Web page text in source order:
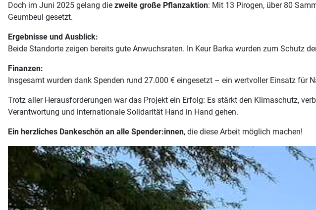
Doch im Juni 2025 gelang die zweite große Pflanzaktion: Mit 13 Pirogen, über 80
Geumbeul gesetzt.
Ergebnisse und Ausblick:
Beide Standorte zeigen bereits gute Anwuchsraten. In Keur Barka wurden zum Schutz
Finanzen:
Insgesamt wurden dank Spenden rund 27.000 € eingesetzt – ein wertvoller Einsatz für
Trotz aller Herausforderungen war das Projekt ein Erfolg: Es stärkt den Klimaschutz,
Verantwortung und internationale Solidarität Hand in Hand gehen.
Ein herzliches Dankeschön an alle Spender:innen, die diese Arbeit möglich machen!